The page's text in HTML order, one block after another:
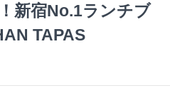
新宿No.1ランチブ
TAPAS